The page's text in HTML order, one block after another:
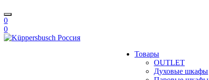
0
0
Товары
OUTLET
Духовые шкафы